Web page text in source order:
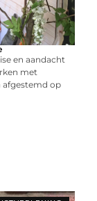
en aandacht
met
afgestemd op